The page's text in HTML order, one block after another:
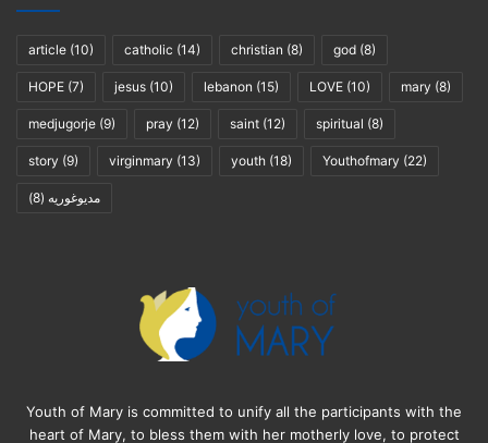
article (10) catholic (14) christian (8) god (8)
HOPE (7) jesus (10) lebanon (15) LOVE (10) mary (8)
medjugorje (9) pray (12) saint (12) spiritual (8)
story (9) virginmary (13) youth (18) Youthofmary (22)
مديوغوريه (8)
Youth of Mary is committed to unify all the participants with the
heart of Mary, to bless them with her motherly love, to protect